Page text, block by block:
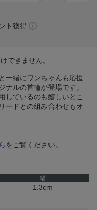
ト獲得
できません。
一緒にワンちゃんも応援
ナルの首輪が登場です。
しているのも嬉しいとこ
ードとの組み合わせもオ
をご覧ください。
幅
1.3cm